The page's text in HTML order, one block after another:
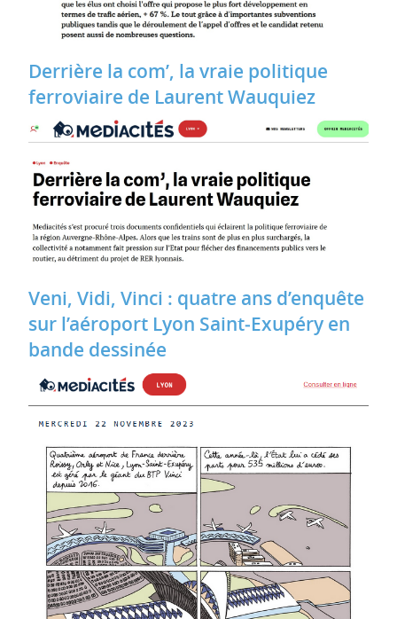
Derrière la com’, la vraie politique
ferroviaire de Laurent Wauquiez
Veni, Vidi, Vinci : quatre ans d’enquête
sur l’aéroport Lyon Saint‐Exupéry en
bande dessinée